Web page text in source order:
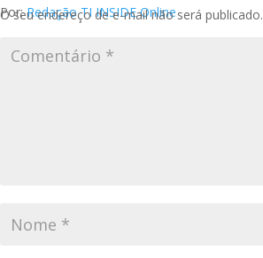
Por:Redação TI INSIDE Online
O seu endereço de e-mail não será publicado.